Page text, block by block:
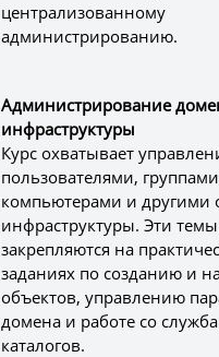
централизованному
администрированию.
Администрирование
инфраструктуры
Курс охватывает
пользователями,
компьютерами и другими
инфраструктуры. Эти темы
закрепляются на
заданиях по созданию и
объектов, управлению
домена и работе со
каталогов.